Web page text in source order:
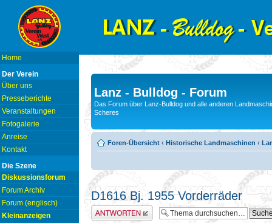
Home
Der Verein
Über uns
Presseberichte
Veranstaltungen
Fotogalerie
Anreise
Kontakt
Die Szene
Diskussionsforum
Forum Archiv
Forum (englisch)
Kleinanzeigen
Lanz - Bulldog - Forum
Das Forum über Lanz-Bulldog und alle anderen
Scheres
Foren-Übersicht ‹ Historische Landmaschinen ‹
D1616 Bj. 1955 Vorderräder
Antwort erstellen